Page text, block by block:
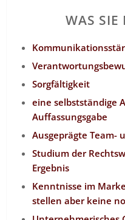
WAS SIE
Sorgfältigkeit
eine selbstständige
Auffassungsgabe
Ausgeprägte Team-
Studium der
Ergebnis
Kenntnisse im
stellen aber keine